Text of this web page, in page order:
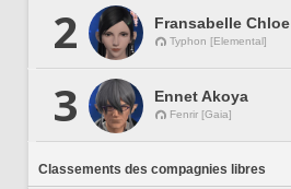
2 Fransabelle Chloe
Typhon [Elemental]
3 Ennet Akoya
Fenrir [Gaia]
Classements des compagnies libres